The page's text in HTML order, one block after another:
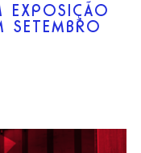
EXPOSIÇÃO
SETEMBRO